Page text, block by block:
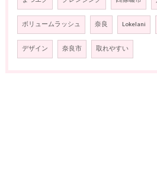
ボリュームラッシュ 奈良 Lokelani
デザイン 奈良市 取れやすい